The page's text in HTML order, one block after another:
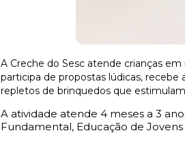
A Creche do Sesc atende crianças
participa de propostas lúdicas,
repletos de brinquedos que
A atividade atende 4 meses a 3
Fundamental, Educação de Jovens